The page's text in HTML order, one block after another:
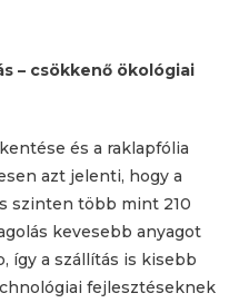
– csökkenő ökológiai
és a raklapfólia
azt jelenti, hogy a
szinten több mint 210
kevesebb anyagot
így a szállítás is kisebb
fejlesztéseknek